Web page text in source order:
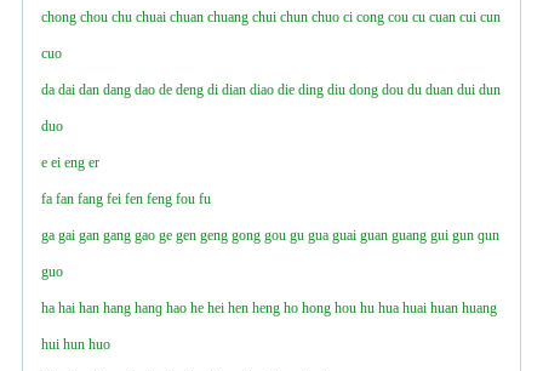
chong chou chu chuai chuan chuang chui chun chuo ci cong cou cu cuan cui cun
cuo
da dai dan dang dao de deng di dian diao die ding diu dong dou du duan dui dun
duo
e ei eng er
fa fan fang fei fen feng fou fu
ga gai gan gang gao ge gen geng gong gou gu gua guai guan guang gui gun ɡun
guo
ha hai han hang hanɡ hao he hei hen heng ho hong hou hu hua huai huan huang
hui hun huo